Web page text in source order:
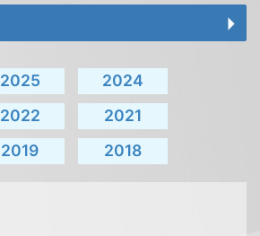
2025
2024
2022
2021
2019 2018